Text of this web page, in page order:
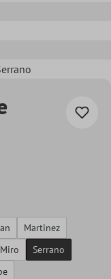
Martinez
Miro
Serrano